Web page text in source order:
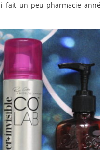
fait un peu pharmacie